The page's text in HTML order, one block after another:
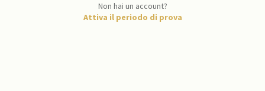
Non hai un account?
Attiva il periodo di prova